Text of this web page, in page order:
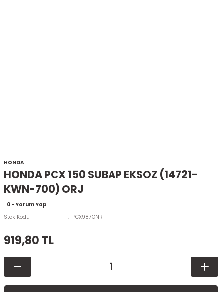
HONDA
HONDA PCX 150 SUBAP EKSOZ (14721-
KWN-700) ORJ
0 - Yorum Yap
Stok Kodu
PCX987ONR
919,80 TL